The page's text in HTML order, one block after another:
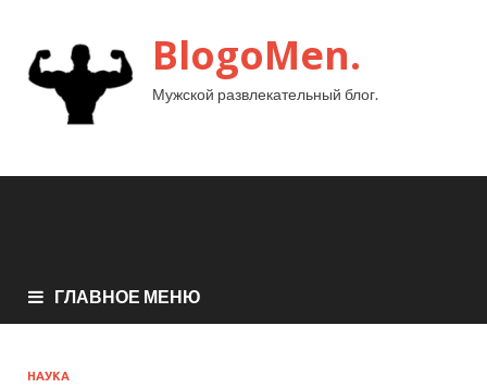
BlogoMen.
Мужской развлекательный блог.
ГЛАВНОЕ МЕНЮ
НАУКА